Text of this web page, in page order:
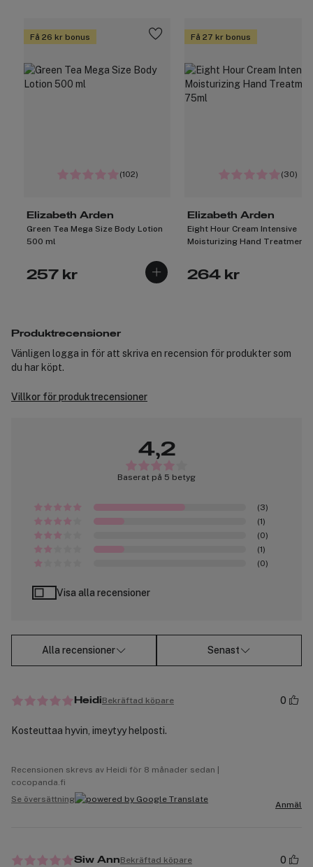
Få 26 kr bonus
(102)
Elizabeth Arden
Green Tea Mega Size Body Lotion
500 ml
257 kr
Få 27 kr bonus
(30)
Elizabeth Arden
Eight Hour Cream Intensive
Moisturizing Hand Treatment
264 kr
Produktrecensioner
Vänligen logga in för att skriva en recension för produkter som
du har köpt.
Villkor för produktrecensioner
4,2
Baserat på 5 betyg
(3)
(1)
(0)
(1)
(0)
Visa alla recensioner
Alla recensioner Senast
HeidiBekräftad köpare 0
Kosteuttaa hyvin, imeytyy helposti.
Recensionen skrevs av Heidi för 8 månader sedan |
cocopanda.fi
Se översättning
Anmäl
Siw AnnBekräftad köpare 0